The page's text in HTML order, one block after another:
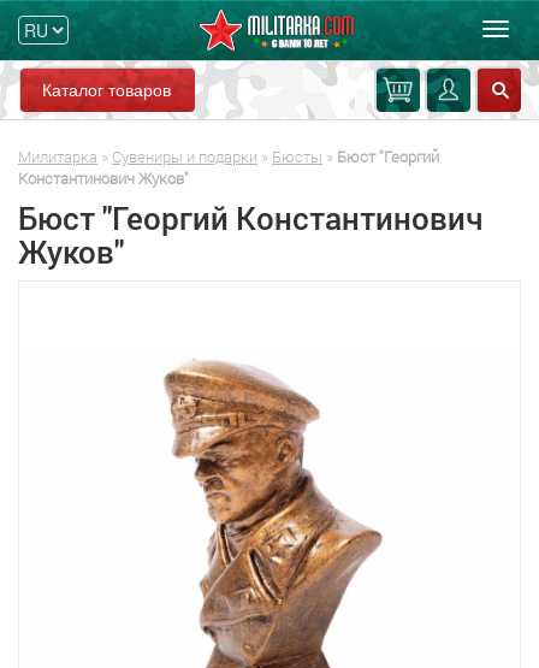
Каталог товаров
Милитарка » Сувениры и подарки » Бюсты » Бюст "Георгий
Константинович Жуков"
Бюст "Георгий Константинович
Жуков"